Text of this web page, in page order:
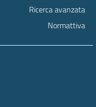
Ricerca avanzata
Normattiva